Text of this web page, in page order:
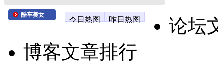
酷车美女
今日热图 昨日热图
论坛
博客文章排行